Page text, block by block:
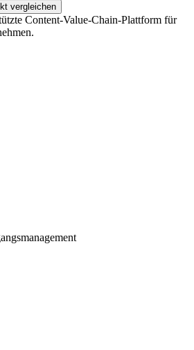
vergleichen
Content-Value-Chain-Plattform für